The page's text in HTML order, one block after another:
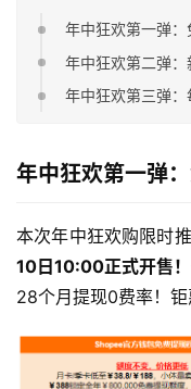
年中狂欢第一弹
年中狂欢第二弹
年中狂欢第三弹
年中狂欢第一弹
本次年中狂欢购限时
10日10:00正式开售！
28个月提现0费率！钜